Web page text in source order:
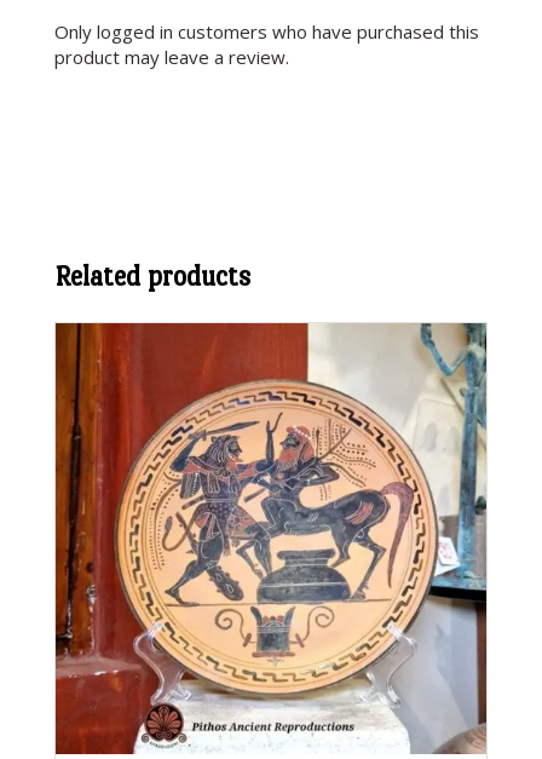
Only logged in customers who have purchased this
product may leave a review.
Related products